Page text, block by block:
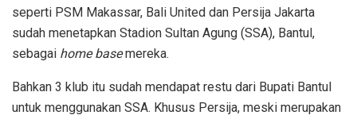
seperti PSM Makassar, Bali United dan Persija Jakarta
sudah menetapkan Stadion Sultan Agung (SSA), Bantul,
sebagai home basemereka.
Bahkan 3 klub itu sudah mendapat restu dari Bupati Bantul
untuk menggunakan SSA. Khusus Persija, meski merupakan